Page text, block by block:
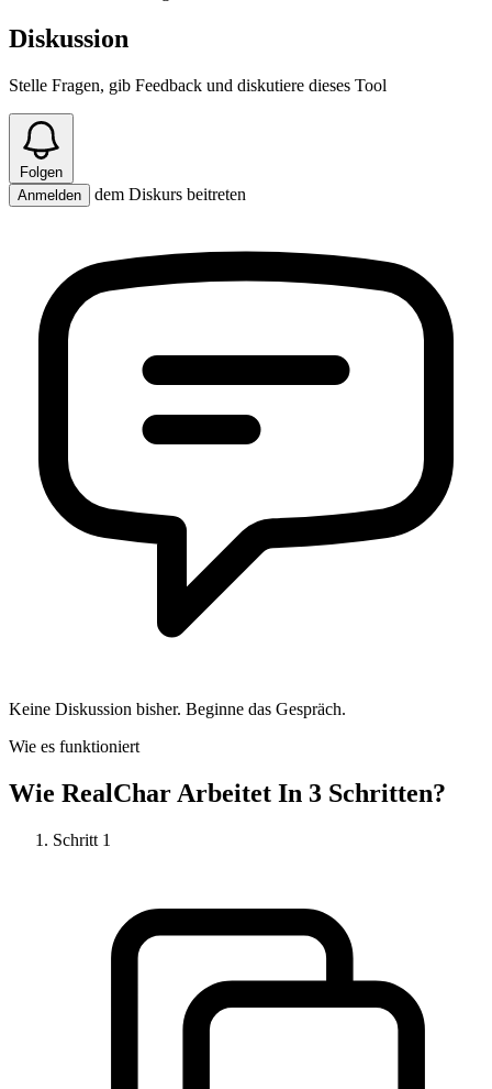
Diskussion
Stelle Fragen, gib Feedback und diskutiere dieses Tool
Folgen
Anmelden
dem Diskurs beitreten
Keine Diskussion bisher. Beginne das Gespräch.
Wie es funktioniert
Wie RealChar Arbeitet In 3 Schritten?
Schritt 1